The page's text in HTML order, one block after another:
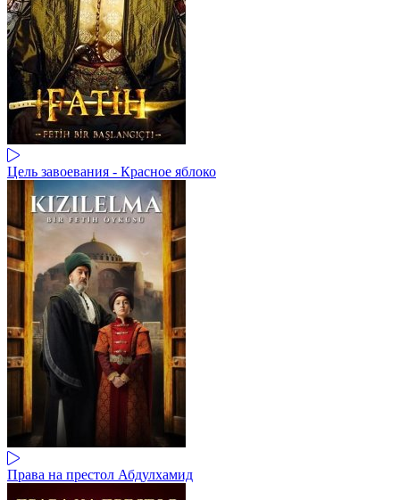
Цель завоевания - Красное яблоко
Права на престол Абдулхамид